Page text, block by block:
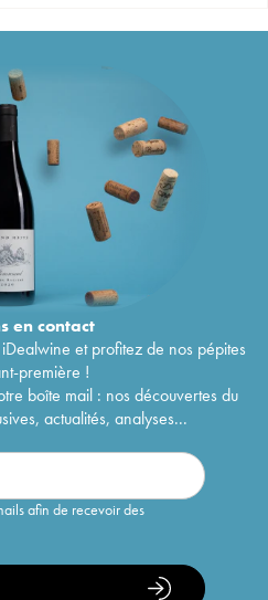
encontact
et profitez de nos pépites
première !
boîte mail : nos découvertes du
actualités, analyses...
afin de recevoir des